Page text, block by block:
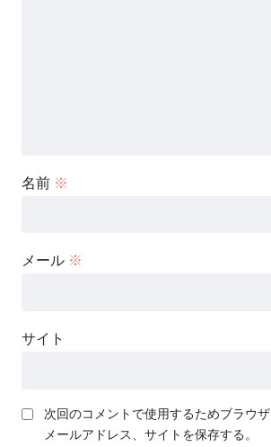
名前 ※
メール ※
サイト
次回のコメントで使用するためブラウザ
メールアドレス、サイトを保存する。